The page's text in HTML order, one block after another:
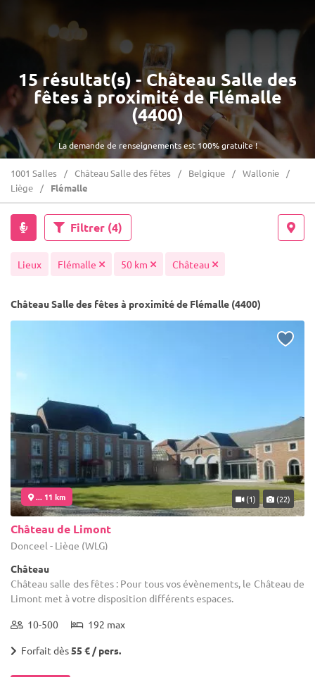
La demande de renseignements est 100% gratuite !
15 résultat(s) - Château Salle des
fêtes à proximité de Flémalle
(4400)
1001 Salles Château Salle des fêtes Belgique
Wallonie
Liège
Flémalle
Filtrer (4)
Lieux Flémalle 50 km Château
Château Salle des fêtes à proximité de Flémalle (4400)
... 11 km (1) (22)
Château de Limont
Donceel - Liège (WLG)
Château
Château salle des fêtes : Pour tous vos évènements, le Château de
Limont met à votre disposition différents espaces.
10-500 192 max
Forfait dès55 € / pers.